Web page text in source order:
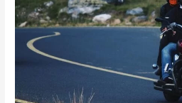
R$
10.000
(Usadas